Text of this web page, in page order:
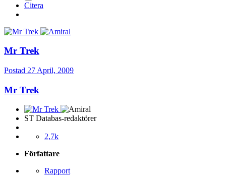
Citera
Mr Trek
Postad 27 April, 2009
Mr Trek
ST Databas-redaktörer
2,7k
Författare
Rapport